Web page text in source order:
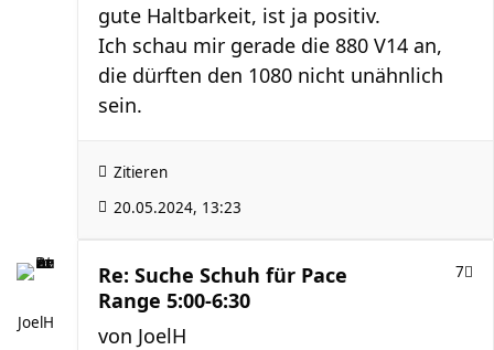
gute Haltbarkeit, ist ja positiv.
Ich schau mir gerade die 880 V14 an,
die dürften den 1080 nicht unähnlich
sein.
Zitieren
20.05.2024, 13:23
JoelH
Re: Suche Schuh für Pace
Range 5:00-6:30
7
von JoelH